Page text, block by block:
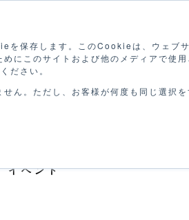
を保存します。このCookieは、ウェブ
にこのサイトおよび他のメディアで使
ださい。
ん。ただし、お客様が何度も同じ選択
学ぶ
パー
イベント